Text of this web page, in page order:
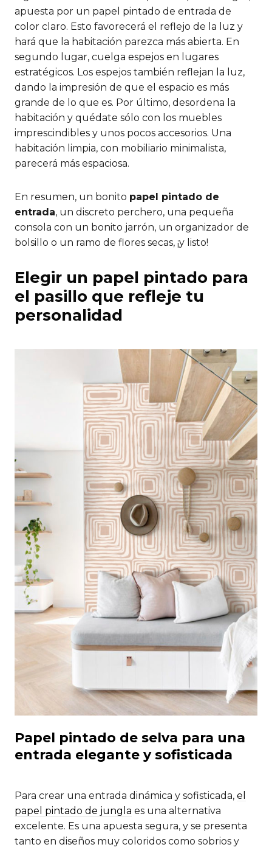
apuesta por un papel pintado de entrada de
color claro. Esto favorecerá el reflejo de la luz y
hará que la habitación parezca más abierta. En
segundo lugar, cuelga espejos en lugares
estratégicos. Los espejos también reflejan la luz,
dando la impresión de que el espacio es más
grande de lo que es. Por último, desordena la
habitación y quédate sólo con los muebles
imprescindibles y unos pocos accesorios. Una
habitación limpia, con mobiliario minimalista,
parecerá más espaciosa.
En resumen, un bonito papel pintado de
entrada, un discreto perchero, una pequeña
consola con un bonito jarrón, un organizador de
bolsillo o un ramo de flores secas, ¡y listo!
Elegir un papel pintado para
el pasillo que refleje tu
personalidad
Papel pintado de selva para una
entrada elegante y sofisticada
Para crear una entrada dinámica y sofisticada, el
papel pintado de jungla es una alternativa
excelente. Es una apuesta segura, y se presenta
tanto en diseños muy coloridos como sobrios y